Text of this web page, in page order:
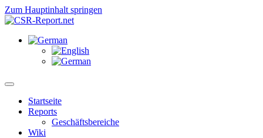
Zum Hauptinhalt springen
Startseite
Reports
Geschäftsbereiche
Wiki